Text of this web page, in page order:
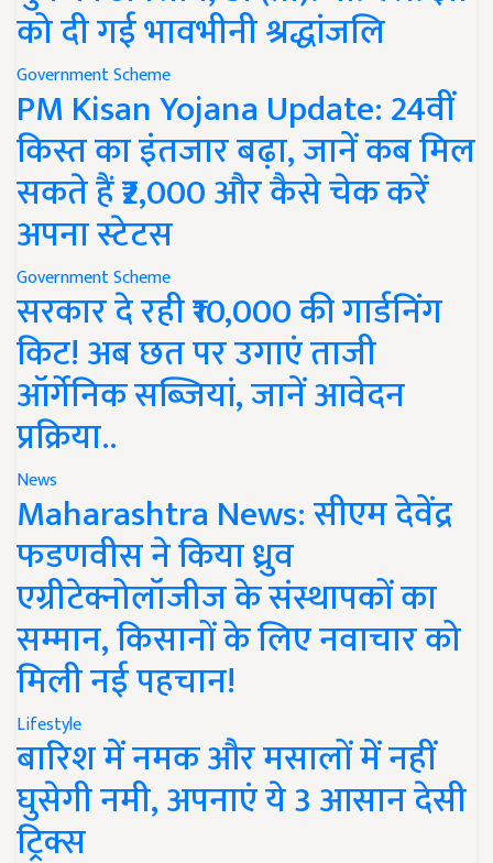
को दी गई भावभीनी श्रद्धांजलि
Government Scheme
PM Kisan Yojana Update: 24वीं
किस्त का इंतजार बढ़ा, जानें कब मिल
सकते हैं ₹2,000 और कैसे चेक करें
अपना स्टेटस
Government Scheme
सरकार दे रही ₹10,000 की गार्डनिंग
किट! अब छत पर उगाएं ताजी
ऑर्गेनिक सब्जियां, जानें आवेदन
प्रक्रिया..
News
Maharashtra News: सीएम देवेंद्र
फडणवीस ने किया ध्रुव
एग्रीटेक्नोलॉजीज के संस्थापकों का
सम्मान, किसानों के लिए नवाचार को
मिली नई पहचान!
Lifestyle
बारिश में नमक और मसालों में नहीं
घुसेगी नमी, अपनाएं ये 3 आसान देसी
ट्रिक्स